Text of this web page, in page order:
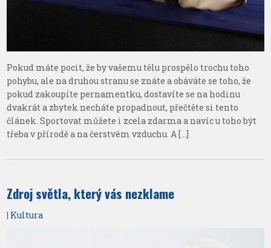
Pokud máte pocit, že by vašemu tělu prospělo trochu toho
pohybu, ale na druhou stranu se znáte a obáváte se toho, že
pokud zakoupíte pernamentku, dostavíte se na hodinu
dvakrát a zbytek necháte propadnout, přečtěte si tento
článek. Sportovat můžete i zcela zdarma a navíc u toho být
třeba v přírodě a na čerstvém vzduchu. A […]
Zdroj světla, který vás nezklame
| Kultura